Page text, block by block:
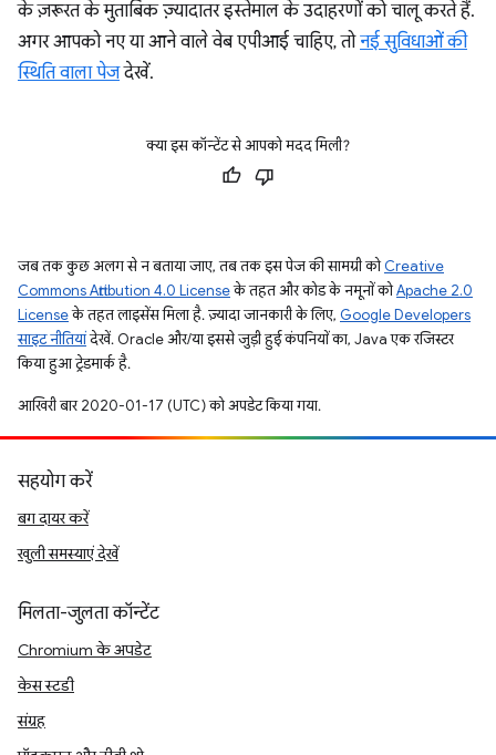
के ज़रूरत के मुताबिक ज़्यादातर इस्तेमाल के उदाहरणों को चालू करते हैं.
अगर आपको नए या आने वाले वेब एपीआई चाहिए, तोनई सुविधाओं की
स्थिति वाला पेजदेखें.
क्या इस कॉन्टेंट से आपको मदद मिली?
जब तक कुछ अलग से न बताया जाए, तब तक इस पेज की सामग्री कोCreative
Commons Attribution 4.0 Licenseके तहत और कोड के नमूनों कोApache 2.0
Licenseके तहत लाइसेंस मिला है. ज़्यादा जानकारी के लिए, Google Developers
साइट नीतियांदेखें. Oracle और/या इससे जुड़ी हुई कंपनियों का, Java एक रजिस्टर
किया हुआ ट्रेडमार्क है.
आखिरी बार 2020-01-17 (UTC) को अपडेट किया गया.
सहयोग करें
बग दायर करें
खुली समस्याएं देखें
मिलता-जुलता कॉन्टेंट
Chromium के अपडेट
केस स्टडी
संग्रह